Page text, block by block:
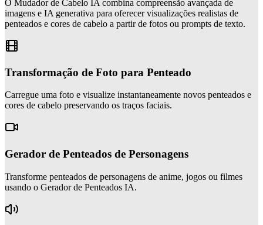
O Mudador de Cabelo IA combina compreensão avançada de
imagens e IA generativa para oferecer visualizações realistas de
penteados e cores de cabelo a partir de fotos ou prompts de texto.
Transformação de Foto para Penteado
Carregue uma foto e visualize instantaneamente novos penteados e
cores de cabelo preservando os traços faciais.
Gerador de Penteados de Personagens
Transforme penteados de personagens de anime, jogos ou filmes
usando o Gerador de Penteados IA.